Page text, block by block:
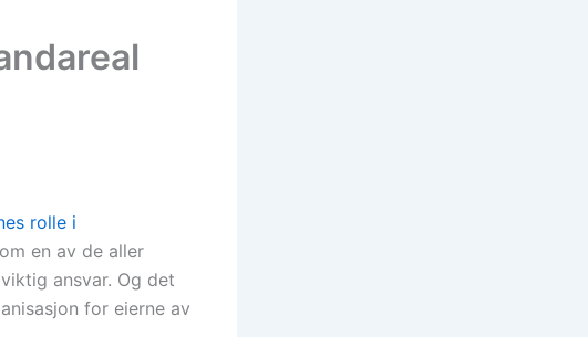
rolle i
en av de aller
ansvar. Og det
for eierne av